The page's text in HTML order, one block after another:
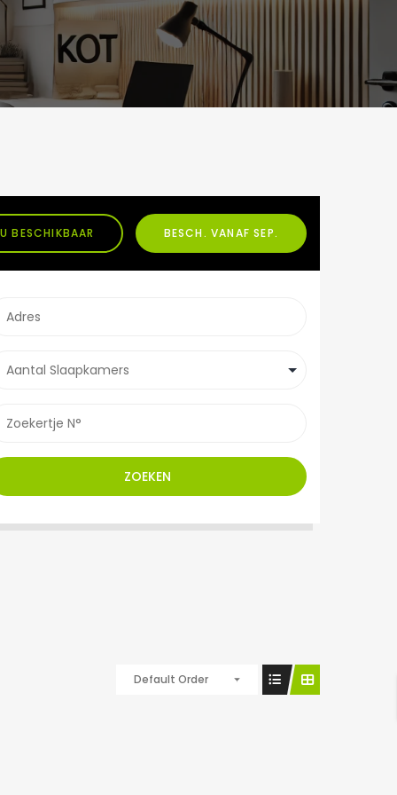
BESCHIKBAAR BESCH. VANAF SEP.
ZOEKEN
Default Order